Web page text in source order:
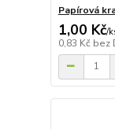
Papírová
1,00 Kč/
0,83 Kč bez